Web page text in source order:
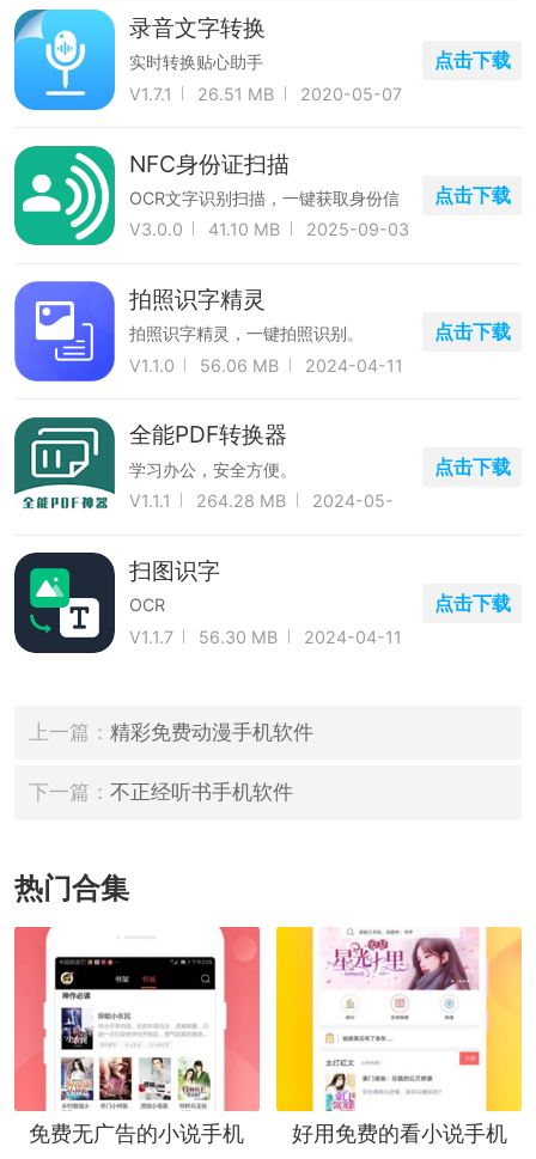
录音文字转换
实时转换贴心助手
V1.7.1
26.51 MB 2020-05-07
点击下载
NFC身份证扫描
OCR文字识别扫描，一键获取身份信
息，快捷便利
V3.0.0 41.10 MB 2025-09-03
点击下载
拍照识字精灵
拍照识字精灵，一键拍照识别。
V1.1.0
56.06 MB 2024-04-11
点击下载
全能PDF转换器
学习办公，安全方便。
V1.1.1
264.28 MB
2024-05-
点击下载
扫图识字
OCR
V1.1.7
56.30 MB 2024-04-11
点击下载
上一篇： 精彩免费动漫手机软件
下一篇： 不正经听书手机软件
热门合集
免费无广告的小说手机
好用免费的看小说手机